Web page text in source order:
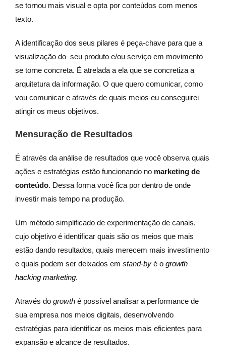
se tornou mais visual e opta por conteúdos com menos
texto.
A identificação dos seus pilares é peça-chave para que a
visualização do seu produto e/ou serviço em movimento
se torne concreta. É atrelada a ela que se concretiza a
arquitetura da informação. O que quero comunicar, como
vou comunicar e através de quais meios eu conseguirei
atingir os meus objetivos.
Mensuração de Resultados
É através da análise de resultados que você observa quais
ações e estratégias estão funcionando no marketing de
conteúdo. Dessa forma você fica por dentro de onde
investir mais tempo na produção.
Um método simplificado de experimentação de canais,
cujo objetivo é identificar quais são os meios que mais
estão dando resultados, quais merecem mais investimento
e quais podem ser deixados em stand-by é o growth
hacking marketing.
Através do growth é possível analisar a performance de
sua empresa nos meios digitais, desenvolvendo
estratégias para identificar os meios mais eficientes para
expansão e alcance de resultados.